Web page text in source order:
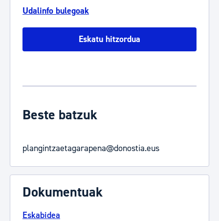
Udalinfo bulegoak
Eskatu hitzordua
Beste batzuk
plangintzaetagarapena@donostia.eus
Dokumentuak
Eskabidea